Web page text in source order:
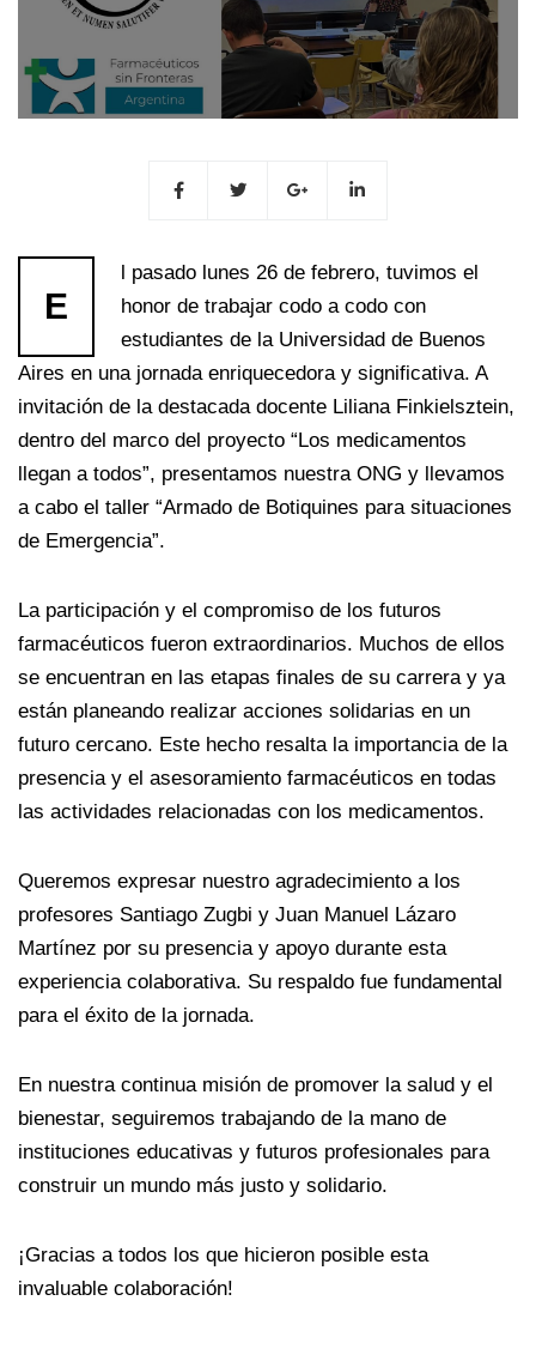
E
l pasado lunes 26 de febrero, tuvimos el
honor de trabajar codo a codo con
estudiantes de la Universidad de Buenos
Aires en una jornada enriquecedora y significativa. A
invitación de la destacada docente Liliana Finkielsztein,
dentro del marco del proyecto “Los medicamentos
llegan a todos”, presentamos nuestra ONG y llevamos
a cabo el taller “Armado de Botiquines para situaciones
de Emergencia”.
La participación y el compromiso de los futuros
farmacéuticos fueron extraordinarios. Muchos de ellos
se encuentran en las etapas finales de su carrera y ya
están planeando realizar acciones solidarias en un
futuro cercano. Este hecho resalta la importancia de la
presencia y el asesoramiento farmacéuticos en todas
las actividades relacionadas con los medicamentos.
Queremos expresar nuestro agradecimiento a los
profesores Santiago Zugbi y Juan Manuel Lázaro
Martínez por su presencia y apoyo durante esta
experiencia colaborativa. Su respaldo fue fundamental
para el éxito de la jornada.
En nuestra continua misión de promover la salud y el
bienestar, seguiremos trabajando de la mano de
instituciones educativas y futuros profesionales para
construir un mundo más justo y solidario.
¡Gracias a todos los que hicieron posible esta
invaluable colaboración!